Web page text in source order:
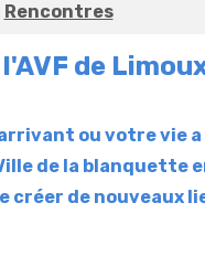
Rencontres
de
ou votre vie a
de la blanquette
créer de